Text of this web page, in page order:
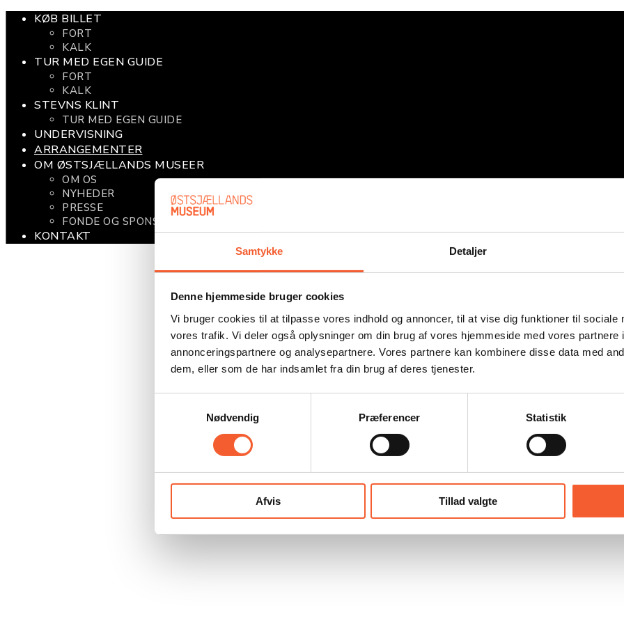
Samtykke Detaljer
Denne hjemmeside bruger cookies
Vi bruger cookies til at tilpasse vores indhold og annoncer, til at vise dig funktioner til sociale
vores trafik. Vi deler også oplysninger om din brug af vores hjemmeside med vores partnere
annonceringspartnere og analysepartnere. Vores partnere kan kombinere disse data med
dem, eller som de har indsamlet fra din brug af deres tjenester.
Nødvendig
Præferencer Statistik
Afvis Tillad valgte
KØB BILLET
FORT
KALK
TUR MED EGEN GUIDE
FORT
KALK
STEVNS KLINT
TUR MED EGEN GUIDE
UNDERVISNING
ARRANGEMENTER
OM ØSTSJÆLLANDS MUSEER
OM OS
NYHEDER
PRESSE
FONDE OG SPONSORATER
KONTAKT